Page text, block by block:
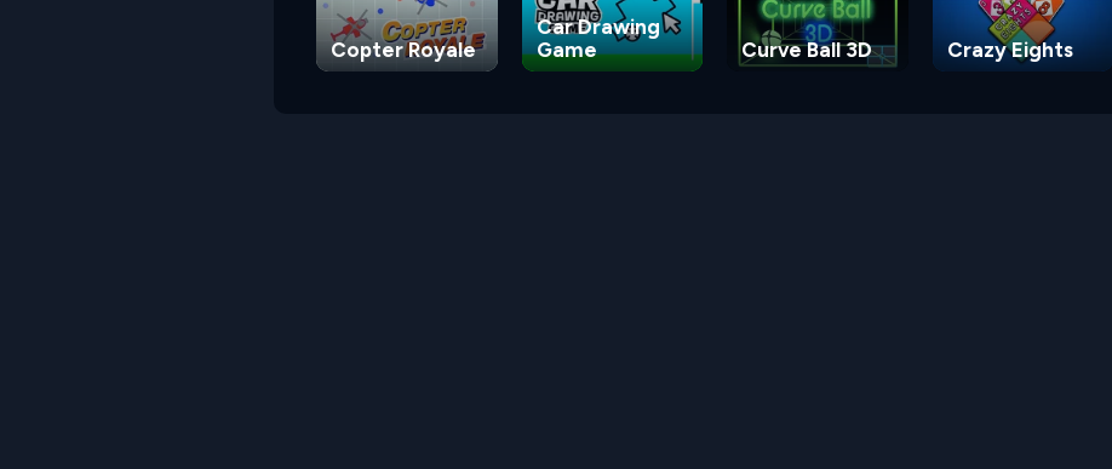
Copter Royale
Car Drawing
Game
Curve Ball 3D Crazy Eights